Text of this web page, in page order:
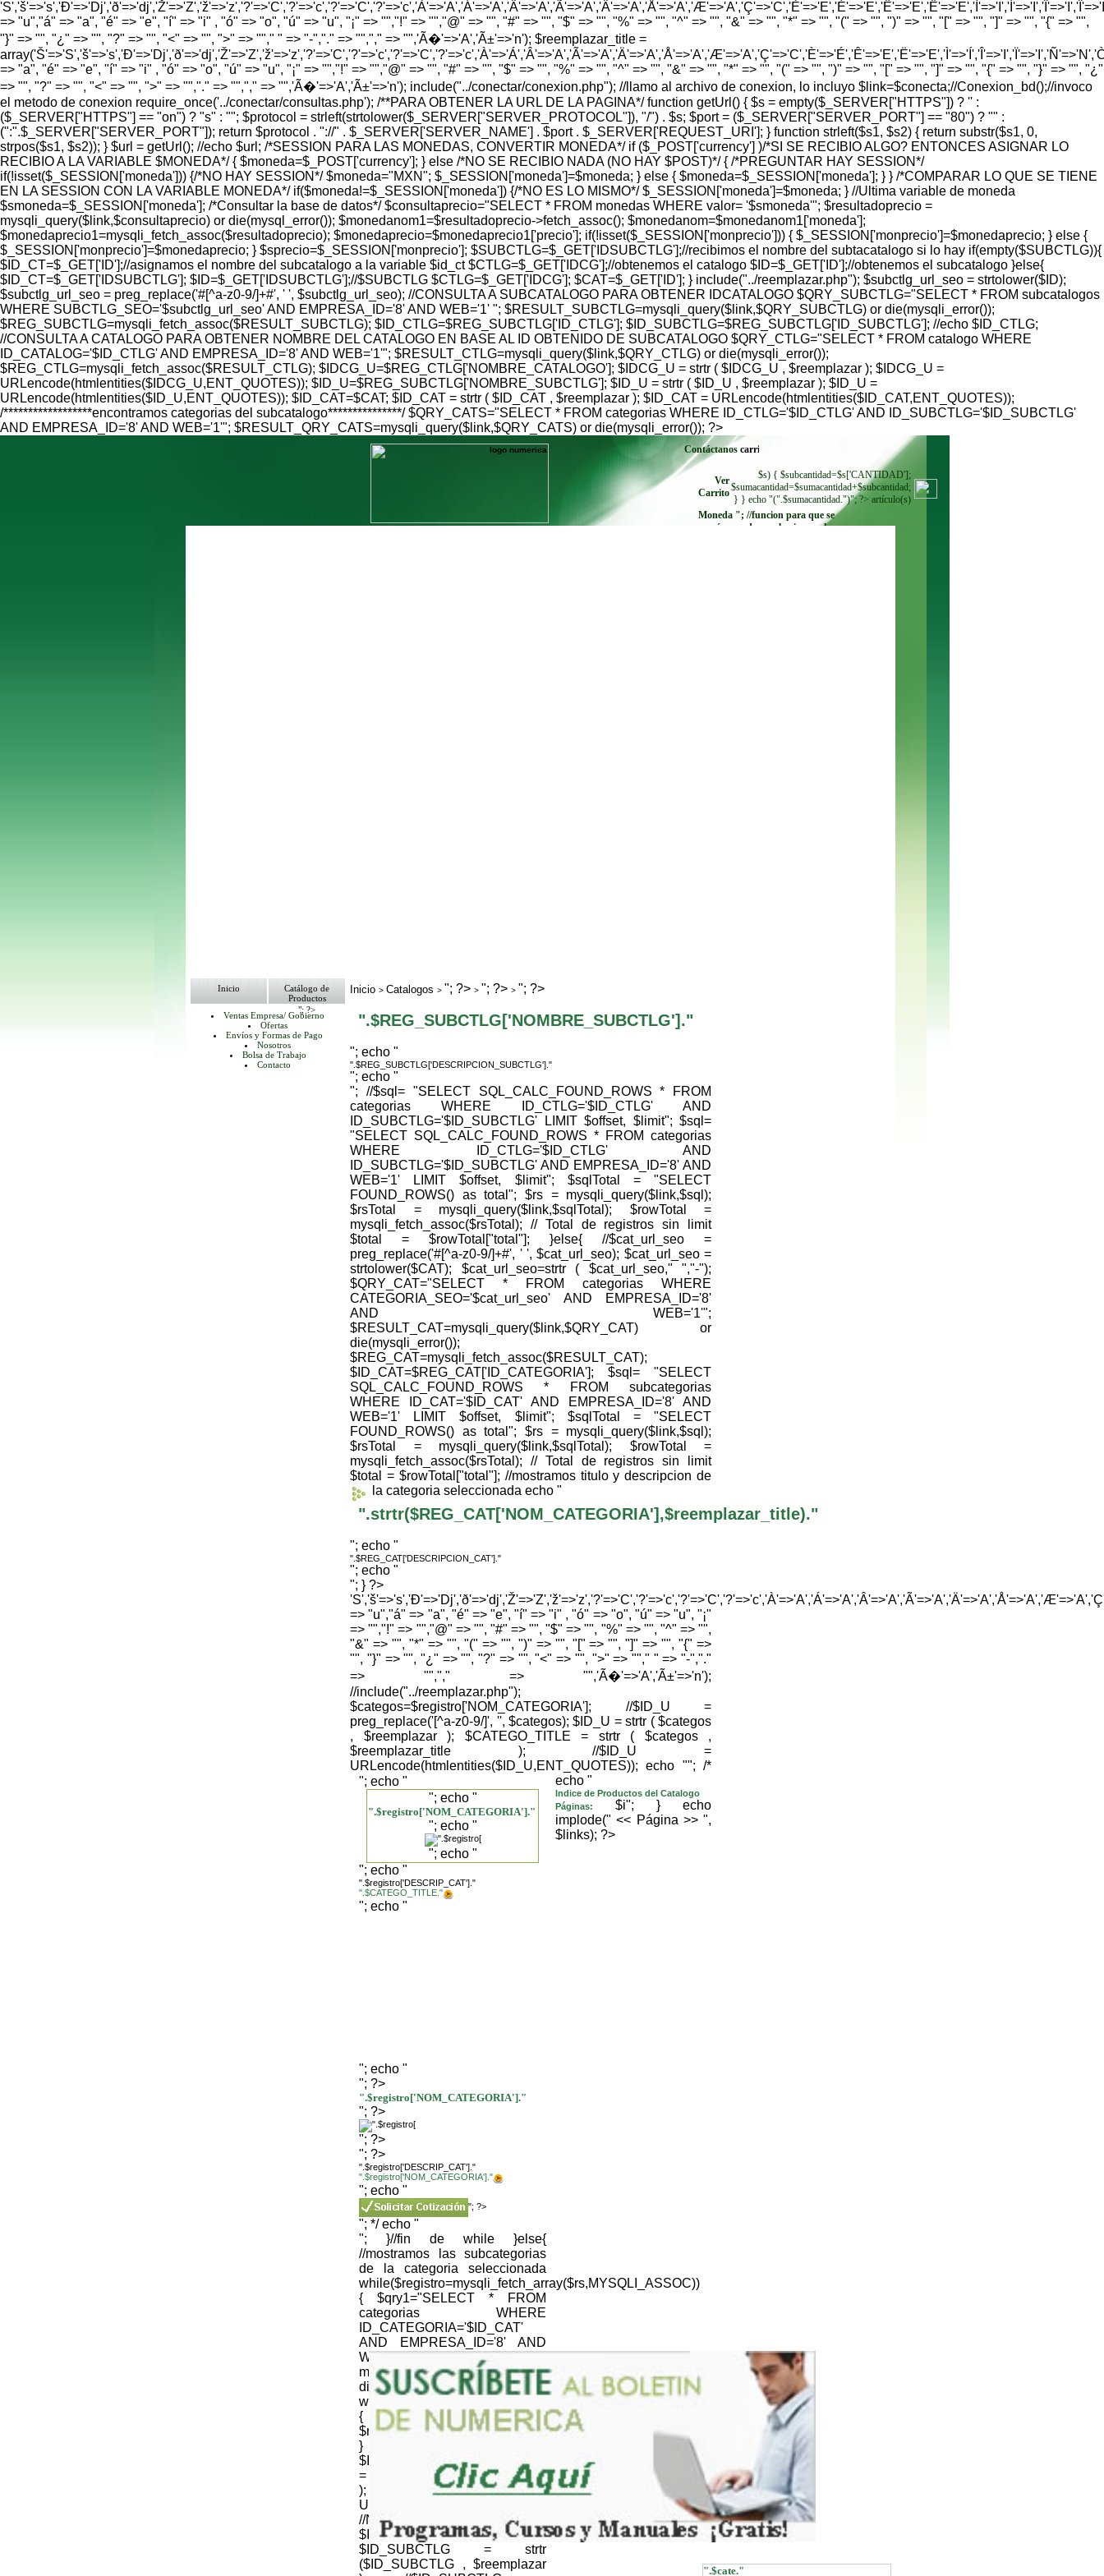
=> "u","á" => "a", "é" => "e", "í" => "i" , "ó" => "o", "ú" => "u", "¡" => "","!" => "","@" => "", "#" => "", "$" => "", "%" => "", "^" => "", "&" => "", "*" => "", "(" => "", ")" => "", "[" => "", "]" => "", "{" => "",
"}" => "", "¿" => "", "?" => "", "<" => "", ">" => ""," " => "-","." => "","," => "",'Ã�'=>'A','Ã±'=>'n'); $reemplazar_title =
=> "a", "é" => "e", "í" => "i" , "ó" => "o", "ú" => "u", "¡" => "","!" => "","@" => "", "#" => "", "$" => "", "%" => "", "^" => "", "&" => "", "*" => "", "(" => "", ")" => "", "[" => "", "]" => "", "{" => "", "}" => "", "¿"
=> "", "?" => "", "<" => "", ">" => "","." => "","," => "",'Ã�'=>'A','Ã±'=>'n'); include("../conectar/conexion.php"); //llamo al archivo de conexion, lo incluyo $link=$conecta;//Conexion_bd();//invoco
el metodo de conexion require_once('../conectar/consultas.php'); /**PARA OBTENER LA URL DE LA PAGINA*/ function getUrl() { $s = empty($_SERVER["HTTPS"]) ? '' :
($_SERVER["HTTPS"] == "on") ? "s" : ""; $protocol = strleft(strtolower($_SERVER["SERVER_PROTOCOL"]), "/") . $s; $port = ($_SERVER["SERVER_PORT"] == "80") ? "" :
(":".$_SERVER["SERVER_PORT"]); return $protocol . "://" . $_SERVER['SERVER_NAME'] . $port . $_SERVER['REQUEST_URI']; } function strleft($s1, $s2) { return substr($s1, 0,
strpos($s1, $s2)); } $url = getUrl(); //echo $url; /*SESSION PARA LAS MONEDAS, CONVERTIR MONEDA*/ if ($_POST['currency'] )/*SI SE RECIBIO ALGO? ENTONCES ASIGNAR LO
RECIBIO A LA VARIABLE $MONEDA*/ { $moneda=$_POST['currency']; } else /*NO SE RECIBIO NADA (NO HAY $POST)*/ { /*PREGUNTAR HAY SESSION*/
if(!isset($_SESSION['moneda'])) {/*NO HAY SESSION*/ $moneda="MXN"; $_SESSION['moneda']=$moneda; } else { $moneda=$_SESSION['moneda']; } } /*COMPARAR LO QUE SE TIENE
EN LA SESSION CON LA VARIABLE MONEDA*/ if($moneda!=$_SESSION['moneda']) {/*NO ES LO MISMO*/ $_SESSION['moneda']=$moneda; } //Ultima variable de moneda
$smoneda=$_SESSION['moneda']; /*Consultar la base de datos*/ $consultaprecio="SELECT * FROM monedas WHERE valor= '$smoneda'"; $resultadoprecio =
mysqli_query($link,$consultaprecio) or die(mysql_error()); $monedanom1=$resultadoprecio->fetch_assoc(); $monedanom=$monedanom1['moneda'];
$monedaprecio1=mysqli_fetch_assoc($resultadoprecio); $monedaprecio=$monedaprecio1['precio']; if(!isset($_SESSION['monprecio'])) { $_SESSION['monprecio']=$monedaprecio; } else {
$_SESSION['monprecio']=$monedaprecio; } $sprecio=$_SESSION['monprecio']; $SUBCTLG=$_GET['IDSUBCTLG'];//recibimos el nombre del subtacatalogo si lo hay if(empty($SUBCTLG)){
$ID_CT=$_GET['ID'];//asignamos el nombre del subcatalogo a la variable $id_ct $CTLG=$_GET['IDCG'];//obtenemos el catalogo $ID=$_GET['ID'];//obtenemos el subcatalogo }else{
$ID_CT=$_GET['IDSUBCTLG']; $ID=$_GET['IDSUBCTLG'];//$SUBCTLG $CTLG=$_GET['IDCG']; $CAT=$_GET['ID']; } include("../reemplazar.php"); $subctlg_url_seo = strtolower($ID);
$subctlg_url_seo = preg_replace('#[^a-z0-9/]+#', ' ', $subctlg_url_seo); //CONSULTA A SUBCATALOGO PARA OBTENER IDCATALOGO $QRY_SUBCTLG="SELECT * FROM subcatalogos
WHERE SUBCTLG_SEO='$subctlg_url_seo' AND EMPRESA_ID='8' AND WEB='1' "; $RESULT_SUBCTLG=mysqli_query($link,$QRY_SUBCTLG) or die(mysqli_error());
$REG_SUBCTLG=mysqli_fetch_assoc($RESULT_SUBCTLG); $ID_CTLG=$REG_SUBCTLG['ID_CTLG']; $ID_SUBCTLG=$REG_SUBCTLG['ID_SUBCTLG']; //echo $ID_CTLG;
//CONSULTA A CATALOGO PARA OBTENER NOMBRE DEL CATALOGO EN BASE AL ID OBTENIDO DE SUBCATALOGO $QRY_CTLG="SELECT * FROM catalogo WHERE
ID_CATALOG='$ID_CTLG' AND EMPRESA_ID='8' AND WEB='1'"; $RESULT_CTLG=mysqli_query($link,$QRY_CTLG) or die(mysqli_error());
$REG_CTLG=mysqli_fetch_assoc($RESULT_CTLG); $IDCG_U=$REG_CTLG['NOMBRE_CATALOGO']; $IDCG_U = strtr ( $IDCG_U , $reemplazar ); $IDCG_U =
URLencode(htmlentities($IDCG_U,ENT_QUOTES)); $ID_U=$REG_SUBCTLG['NOMBRE_SUBCTLG']; $ID_U = strtr ( $ID_U , $reemplazar ); $ID_U =
URLencode(htmlentities($ID_U,ENT_QUOTES)); $ID_CAT=$CAT; $ID_CAT = strtr ( $ID_CAT , $reemplazar ); $ID_CAT = URLencode(htmlentities($ID_CAT,ENT_QUOTES));
/******************encontramos categorias del subcatalogo***************/ $QRY_CATS="SELECT * FROM categorias WHERE ID_CTLG='$ID_CTLG' AND ID_SUBCTLG='$ID_SUBCTLG'
AND EMPRESA_ID='8' AND WEB='1'"; $RESULT_QRY_CATS=mysqli_query($link,$QRY_CATS) or die(mysqli_error()); ?>
Contáctanos
Ver
Carrito
$s) { $subcantidad=$s['CANTIDAD'];
$sumacantidad=$sumacantidad+$subcantidad;
} } echo "(".$sumacantidad.")"; ?> artículo(s)
Moneda "; //funcion para que se
envíe cuando se seleccione. echo
Inicio
Catálogo de
Productos
"; ?>
Ventas Empresa/ Gobierno
Ofertas
Envíos y Formas de Pago
Nosotros
Bolsa de Trabajo
Contacto
Inicio >Catalogos > "; ?>> "; ?>> "; ?>
".$REG_SUBCTLG['NOMBRE_SUBCTLG']."
"; echo "
".$REG_SUBCTLG['DESCRIPCION_SUBCTLG']."
"; echo "
"; //$sql= "SELECT SQL_CALC_FOUND_ROWS * FROM
categorias WHERE ID_CTLG='$ID_CTLG' AND
ID_SUBCTLG='$ID_SUBCTLG' LIMIT $offset, $limit"; $sql=
"SELECT SQL_CALC_FOUND_ROWS * FROM categorias
WHERE ID_CTLG='$ID_CTLG' AND
ID_SUBCTLG='$ID_SUBCTLG' AND EMPRESA_ID='8' AND
WEB='1' LIMIT $offset, $limit"; $sqlTotal = "SELECT
FOUND_ROWS() as total"; $rs = mysqli_query($link,$sql);
$rsTotal = mysqli_query($link,$sqlTotal); $rowTotal =
mysqli_fetch_assoc($rsTotal); // Total de registros sin limit
$total = $rowTotal["total"]; }else{ //$cat_url_seo =
preg_replace('#[^a-z0-9/]+#', ' ', $cat_url_seo); $cat_url_seo =
strtolower($CAT); $cat_url_seo=strtr ( $cat_url_seo," ","-");
$QRY_CAT="SELECT * FROM categorias WHERE
CATEGORIA_SEO='$cat_url_seo' AND EMPRESA_ID='8'
AND WEB='1'";
$RESULT_CAT=mysqli_query($link,$QRY_CAT) or
die(mysqli_error());
$REG_CAT=mysqli_fetch_assoc($RESULT_CAT);
$ID_CAT=$REG_CAT['ID_CATEGORIA']; $sql= "SELECT
SQL_CALC_FOUND_ROWS * FROM subcategorias
WHERE ID_CAT='$ID_CAT' AND EMPRESA_ID='8' AND
WEB='1' LIMIT $offset, $limit"; $sqlTotal = "SELECT
FOUND_ROWS() as total"; $rs = mysqli_query($link,$sql);
$rsTotal = mysqli_query($link,$sqlTotal); $rowTotal =
mysqli_fetch_assoc($rsTotal); // Total de registros sin limit
$total = $rowTotal["total"]; //mostramos titulo y descripcion de
la categoria seleccionada echo "
".strtr($REG_CAT['NOM_CATEGORIA'],$reemplazar_title)."
"; echo "
".$REG_CAT['DESCRIPCION_CAT']."
"; echo "
"; } ?>
=> "u","á" => "a", "é" => "e", "í" => "i" , "ó" => "o", "ú" => "u", "¡"
=> "","!" => "","@" => "", "#" => "", "$" => "", "%" => "", "^" => "",
"&" => "", "*" => "", "(" => "", ")" => "", "[" => "", "]" => "", "{" =>
"", "}" => "", "¿" => "", "?" => "", "<" => "", ">" => ""," " => "-","."
=> "","," => "",'Ã�'=>'A','Ã±'=>'n');
//include("../reemplazar.php");
$categos=$registro['NOM_CATEGORIA']; //$ID_U =
preg_replace('[^a-z0-9/]', '', $categos); $ID_U = strtr ( $categos
, $reemplazar ); $CATEGO_TITLE = strtr ( $categos ,
$reemplazar_title ); //$ID_U =
URLencode(htmlentities($ID_U,ENT_QUOTES)); echo "
"; echo "
"; echo "
".$registro['NOM_CATEGORIA']."
"; echo "
"; echo "
"; echo "
".$registro['DESCRIP_CAT']."
".$CATEGO_TITLE."
"; echo "
"; /*
echo "
"; echo "
"; ?>
".$registro['NOM_CATEGORIA']."
"; ?>
"; ?>
"; ?>
".$registro['DESCRIP_CAT']."
".$registro['NOM_CATEGORIA']."
"; echo "
"; ?>
"; */ echo "
"; }//fin de while }else{
//mostramos las subcategorias
de la categoria seleccionada
while($registro=mysqli_fetch_array($rs,MYSQLI_ASSOC))
{ $qry1="SELECT * FROM
categorias WHERE
ID_CATEGORIA='$ID_CAT'
AND EMPRESA_ID='8' AND
WEB='1' "; $resultQRY =
mysqli_query($link,$qry1) or
die(mysqli_error());
while($registroQRY=mysqli_fetch_array($resultQRY,MYSQLI_ASSOC))
{
$nomb_cat=$registroQRY['NOM_CATEGORIA'];
} //NOMBRE CATALOGO
$ID_CTLG=$CTLG; $ID_CTLG
= strtr ($ID_CTLG , $reemplazar
); $ID_CTLG =
URLencode(htmlentities($ID_CTLG,ENT_QUOTES));
//NOMBRE SUBCATALOGO
$ID_SUBCTLG=$SUBCTLG;
$ID_SUBCTLG = strtr
($ID_SUBCTLG , $reemplazar
Indice de Productos del Catalogo
Páginas:
$i"; } echo
implode(" << Página >> ",
$links); ?>
".$cate."